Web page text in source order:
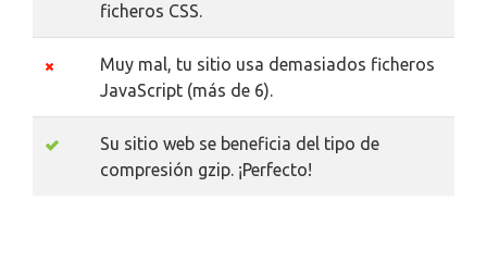
ficheros CSS.
Muy mal, tu sitio usa demasiados ficheros
JavaScript (más de 6).
Su sitio web se beneficia del tipo de
compresión gzip. ¡Perfecto!